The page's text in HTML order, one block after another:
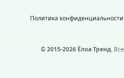
Политика конфиденциальности
© 2015-2026 Ёлка Тренд.